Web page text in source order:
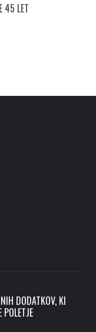
45 LET
DODATKOV, KI